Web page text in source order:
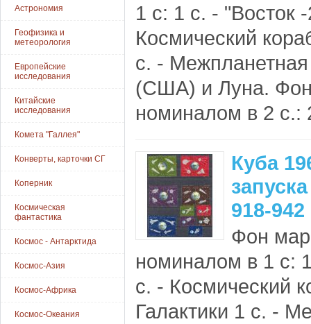
Астрономия
Геофизика и
метеорология
Европейские
исследования
Китайские
исследования
Комета "Галлея"
Конверты, карточки СГ
Коперник
Космическая
фантастика
Космос - Антарктида
Космос-Азия
Космос-Африка
Космос-Океания
1 с: 1 с. -
Космический
с. -
(США) и Луна. Фон
номиналом в 2 с.:
Куба
918-
Фон
номиналом в 1 с:
с. - Космический
Галактики 1 с. -